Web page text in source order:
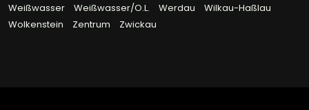
Weißwasser
Weißwasser/O.L. Werdau
Wilkau-Haßlau
Wolkenstein
Zentrum Zwickau